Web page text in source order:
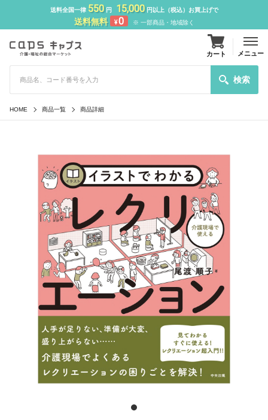
送料全国一律 550円 15,000円以上（税込）お買上げで
送料無料 ¥0 ※ 一部商品・地域除く
検索
カート メニュー
HOME 商品一覧 商品詳細